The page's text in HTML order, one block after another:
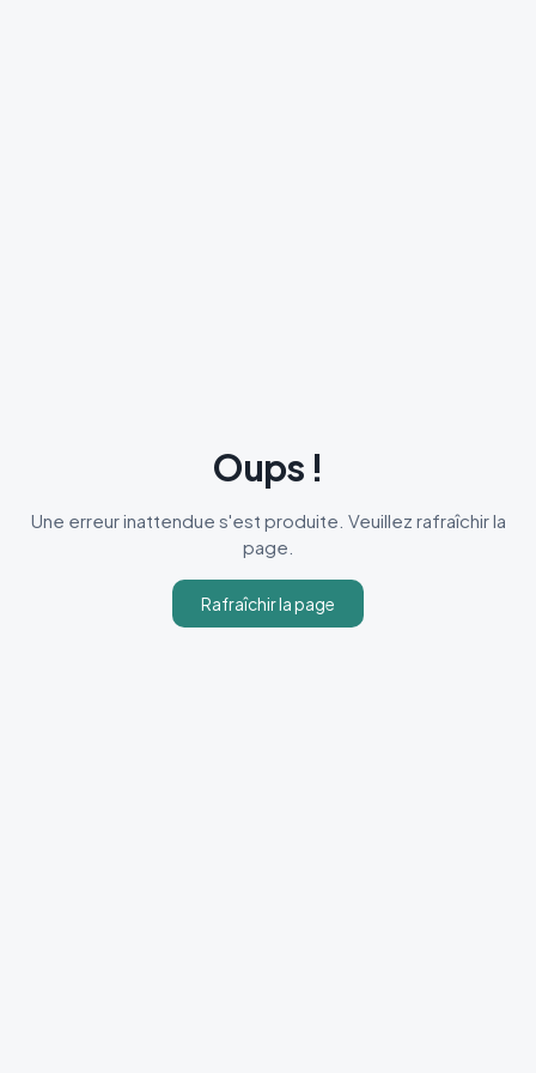
Oups !
Une erreur inattendue s'est produite. Veuillez rafraîchir la
page.
Rafraîchir la page